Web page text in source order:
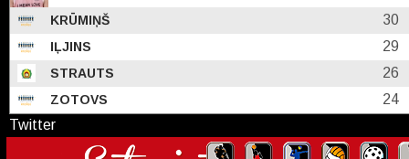
KRŪMIŅŠ 30
IĻJINS 29
STRAUTS 26
ZOTOVS
24
Twitter